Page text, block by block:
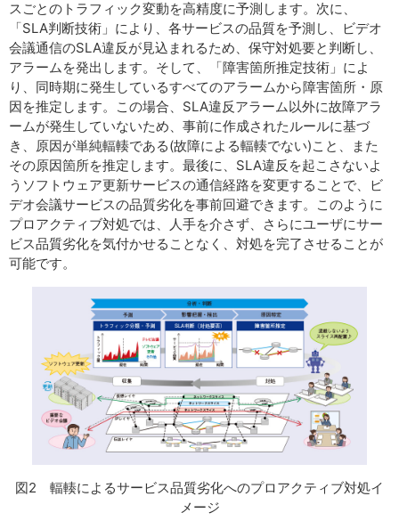
スごとのトラフィック変動を高精度に予測します。次に、
「SLA判断技術」により、各サービスの品質を予測し、ビデオ
会議通信のSLA違反が見込まれるため、保守対処要と判断し、
アラームを発出します。そして、「障害箇所推定技術」によ
り、同時期に発生しているすべてのアラームから障害箇所・原
因を推定します。この場合、SLA違反アラーム以外に故障アラ
ームが発生していないため、事前に作成されたルールに基づ
き、原因が単純輻輳である(故障による輻輳でない)こと、また
その原因箇所を推定します。最後に、SLA違反を起こさないよ
うソフトウェア更新サービスの通信経路を変更することで、ビ
デオ会議サービスの品質劣化を事前回避できます。このように
プロアクティブ対処では、人手を介さず、さらにユーザにサー
ビス品質劣化を気付かせることなく、対処を完了させることが
可能です。
図2 輻輳によるサービス品質劣化へのプロアクティブ対処イ
メージ